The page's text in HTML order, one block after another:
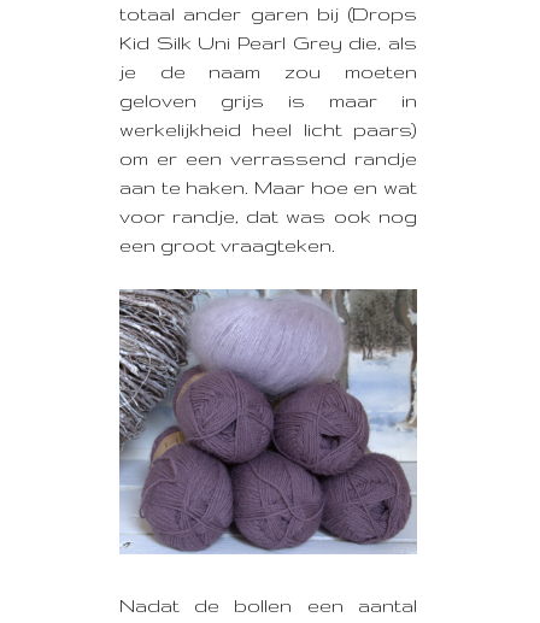
totaal ander garen bij (Drops
Kid Silk Uni Pearl Grey die, als
je de naam zou moeten
geloven grijs is maar in
werkelijkheid heel licht paars)
om er een verrassend randje
aan te haken. Maar hoe en wat
voor randje, dat was ook nog
een groot vraagteken.
Nadat de bollen een aantal